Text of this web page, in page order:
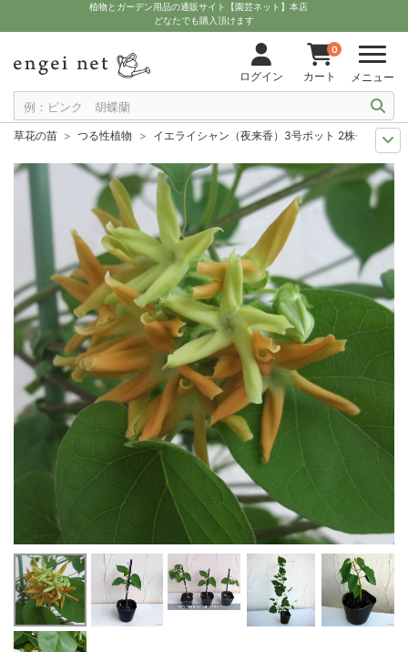
植物とガーデン用品の通販サイト【園芸ネット】本店
どなたでも購入頂けます
ログイン
0
カート メニュー
草花の苗 つる性植物
イエライシャン（夜来香）3号ポット 2株セット
セール
草花 ハーブ・野菜苗 イエライシャン（夜来香）3号ポット 2株セ